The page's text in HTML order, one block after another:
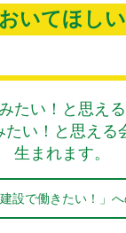
いてほし
たい！と思え
たい！と思える
生まれます。
建設で働きたい！」